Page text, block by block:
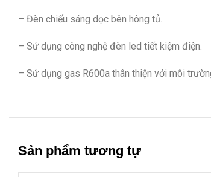
– Đèn chiếu sáng dọc bên hông tủ.
– Sử dụng công nghệ đèn led tiết kiệm điện.
– Sử dụng gas R600a thân thiện với môi
Sản phẩm tương tự